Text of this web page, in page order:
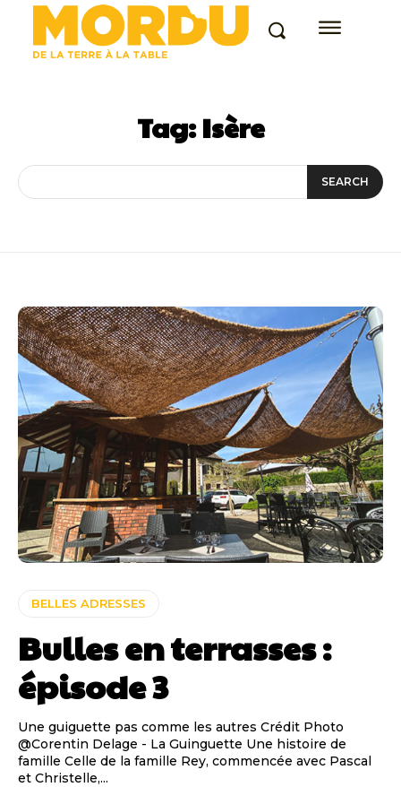
Tag:Isère
SEARCH
BELLES ADRESSES
Bulles en terrasses :
épisode 3
Une guiguette pas comme les autres Crédit Photo
@Corentin Delage - La Guinguette Une histoire de
famille Celle de la famille Rey, commencée avec Pascal
et Christelle,...